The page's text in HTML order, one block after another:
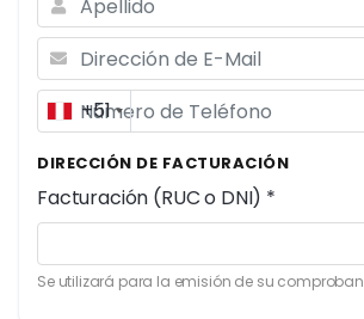
+51
DIRECCIÓN DE FACTURACIÓN
Facturación (RUC o DNI) *
Se utilizará para la emisión de su